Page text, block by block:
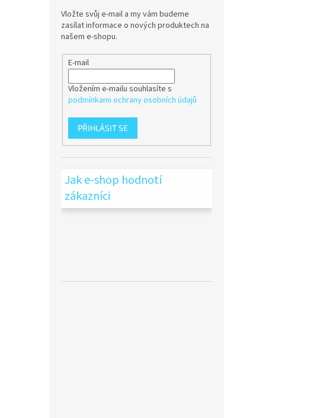
Vložte svůj e-mail a my vám budeme
zasílat informace o nových produktech na
našem e-shopu.
E-mail
Vložením e-mailu souhlasíte s
podmínkami ochrany osobních údajů
PŘIHLÁSIT SE
Jak e-shop hodnotí
zákazníci